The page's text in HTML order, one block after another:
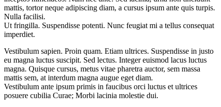
mattis, tortor neque adipiscing diam, a cursus ipsum ante quis turpis.
Nulla facilisi.
Ut fringilla. Suspendisse potenti. Nunc feugiat mi a tellus consequat
imperdiet.
Vestibulum sapien. Proin quam. Etiam ultrices. Suspendisse in justo
eu magna luctus suscipit. Sed lectus. Integer euismod lacus luctus
magna. Quisque cursus, metus vitae pharetra auctor, sem massa
mattis sem, at interdum magna augue eget diam.
Vestibulum ante ipsum primis in faucibus orci luctus et ultrices
posuere cubilia Curae; Morbi lacinia molestie dui.